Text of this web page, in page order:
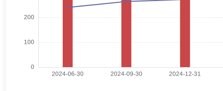
凌有法 副总经理 学历：硕士 任职日期：2018-12-18
运营部专家，金元顺安基金管理有限公司督察长。